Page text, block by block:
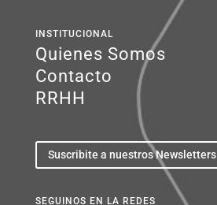
INSTITUCIONAL
Quienes Somos
Contacto
RRHH
Suscribite a nuestros Newsletters
SEGUINOS EN LA REDES